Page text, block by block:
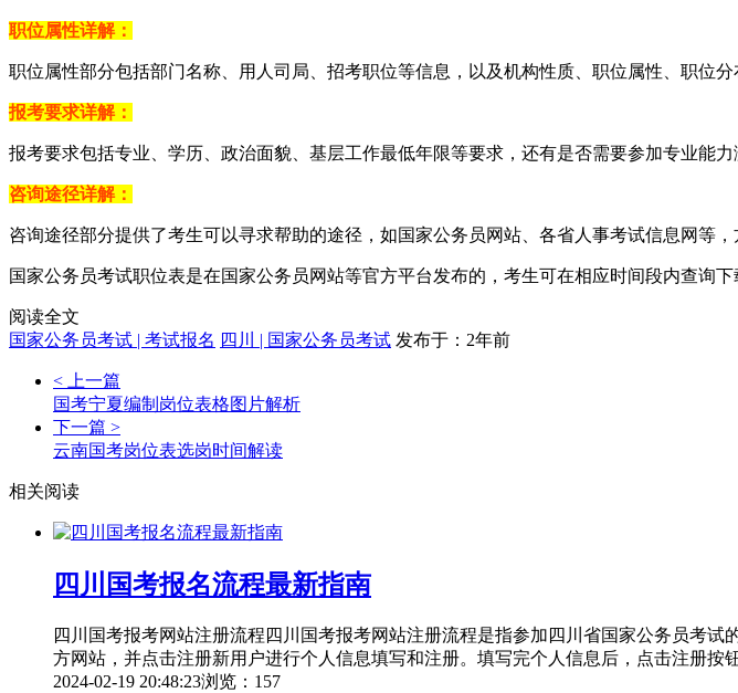
职位属性详解：
职位属性部分包括部门名称、用人司局、招考职位等信息，以及机构性质、职位属性、职位
报考要求详解：
报考要求包括专业、学历、政治面貌、基层工作最低年限等要求，还有是否需要参加专业能力
咨询途径详解：
咨询途径部分提供了考生可以寻求帮助的途径，如国家公务员网站、各省人事考试信息网等，
国家公务员考试职位表是在国家公务员网站等官方平台发布的，考生可在相应时间段内查询
阅读全文
国家公务员考试 | 考试报名 四川 | 国家公务员考试 发布于：2年前
< 上一篇
国考宁夏编制岗位表格图片解析
下一篇 >
云南国考岗位表选岗时间解读
相关阅读
四川国考报名流程最新指南
四川国考报考网站注册流程四川国考报考网站注册流程是指参加四川省国家公务员考
方网站，并点击注册新用户进行个人信息填写和注册。填写完个人信息后，点击注册
2024-02-19 20:48:23浏览：157